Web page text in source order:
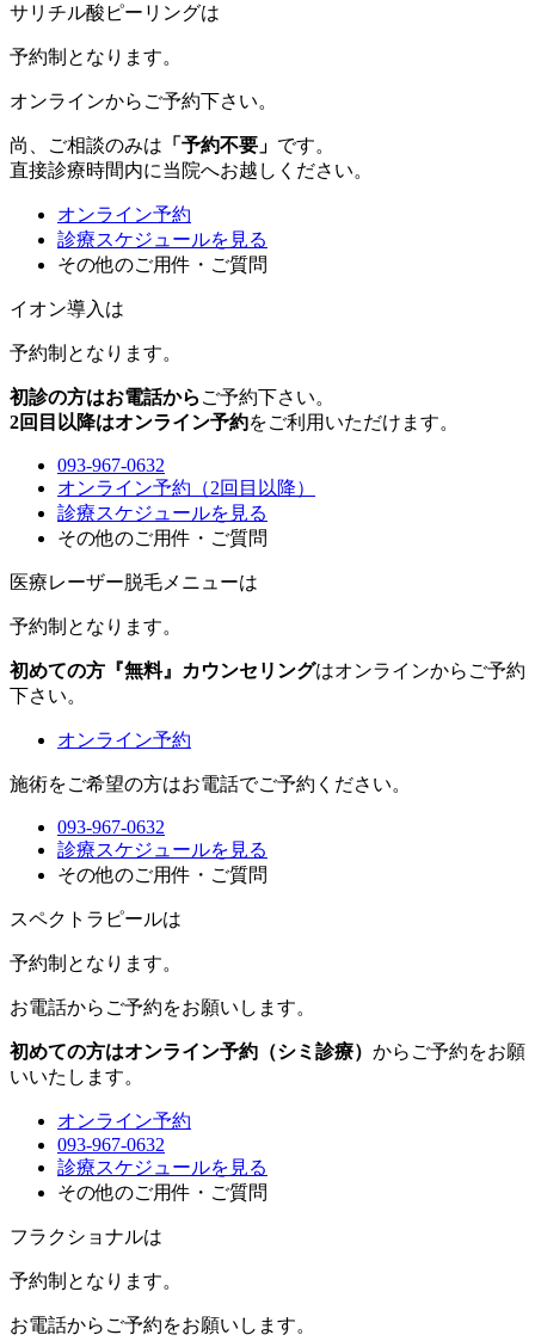
サリチル酸ピーリングは
予約制 となります。
オンラインからご予約下さい。
尚、ご相談のみは 「予約不要」 です。
直接診療時間内に当院へお越しください。
オンライン予約
診療スケジュールを見る
その他のご用件・ご質問
イオン導入は
予約制 となります。
初診の方はお電話から ご予約下さい。
2回目以降はオンライン予約をご利用いただけます。
093-967-0632
オンライン予約（2回目以降）
診療スケジュールを見る
その他のご用件・ご質問
医療レーザー脱毛メニューは
予約制 となります。
初めての方『無料』カウンセリングはオンラインからご予約
下さい。
オンライン予約
施術をご希望の方はお電話でご予約ください。
093-967-0632
診療スケジュールを見る
その他のご用件・ご質問
スペクトラピールは
予約制 となります。
お電話からご予約をお願いします。
初めての方はオンライン予約（シミ診療） からご予約をお願
いいたします。
オンライン予約
093-967-0632
診療スケジュールを見る
その他のご用件・ご質問
フラクショナルは
予約制 となります。
お電話からご予約をお願いします。